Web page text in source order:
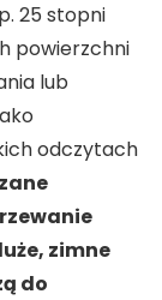
25 stopni
powierzchni
lub
odczytach
zimne
do